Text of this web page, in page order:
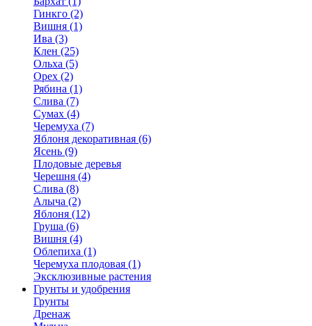
Гинкго (2)
Вишня (1)
Ива (3)
Клен (25)
Ольха (5)
Орех (2)
Рябина (1)
Слива (7)
Сумах (4)
Черемуха (7)
Яблоня декоративная (6)
Ясень (9)
Плодовые деревья
Черешня (4)
Слива (8)
Алыча (2)
Яблоня (12)
Груша (6)
Вишня (4)
Облепиха (1)
Черемуха плодовая (1)
Эксклюзивные растения
Грунты и удобрения
Грунты
Дренаж